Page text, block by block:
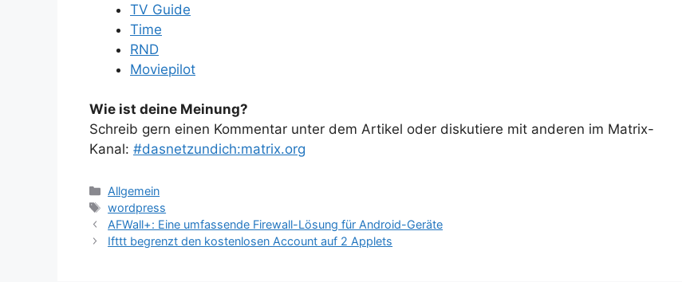
TV Guide
Time
RND
Moviepilot
Wie ist deine Meinung?
Schreib gern einen Kommentar unter dem Artikel oder diskutiere mit anderen im Matrix-
Kanal: #dasnetzundich:matrix.org
Kategorien
Allgemein
Schlagwörter
wordpress
AFWall+: Eine umfassende Firewall-Lösung für Android-Geräte
Ifttt begrenzt den kostenlosen Account auf 2 Applets